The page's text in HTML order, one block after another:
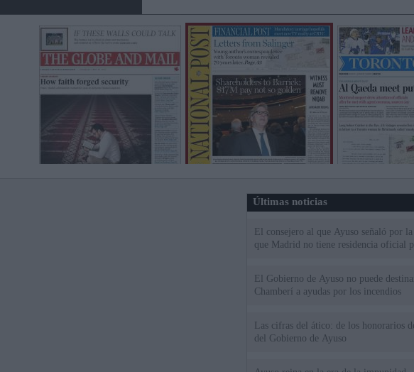
Últimas noticias
El consejero al que Ayuso señaló por
que Madrid no tiene residencia oficial
El Gobierno de Ayuso no puede
Chamberí a ayudas por los incendios
Las cifras del ático: de los honorarios
del Gobierno de Ayuso